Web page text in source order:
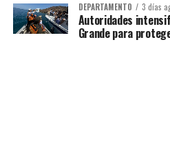
DEPARTAMENTO 3 días
Autoridades
Grande para